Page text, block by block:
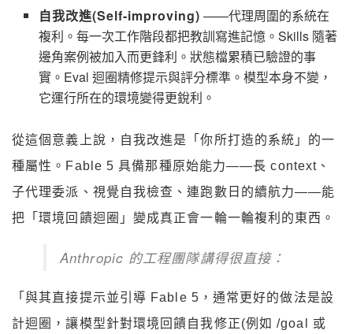
自我改進(Self-improving) ——代理周圍的系統在
複利。每一次工作階段都把教訓寫進記憶。Skills 隨著
邊角案例被加入而更鋒利。狀態檔累積已驗證的事
實。Eval 迴圈精修提示與評分標準。模型本身不變，
它運行所在的環境變得更銳利。
從這個意義上說，自我改進是「你所打造的系統」的一
種屬性。Fable 5 具備那種原始能力——長 context、
子代理委派、視覺自我檢查、連跑數日的續航力——能
把「環境回饋迴圈」變成真正會一輪一輪複利的東西。
Anthropic 的工程團隊講得很直接：
「與其直接提示並引導 Fable 5，通常更好的做法是設
計迴圈，讓模型針對環境回饋自我修正(例如 /goal 或